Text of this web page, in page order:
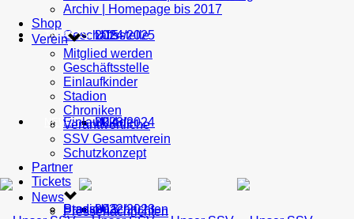
U15
U14
U13
2024/2025
2023/2024
2022/2023
Geschäftsstelle
Einlaufkinder
Stadion
TICKETS
NEWS
Pressenachrichten
Archiv | Homepage bis 2017
Shop
Verein
Mitglied werden
Geschäftsstelle
Einlaufkinder
Stadion
Chroniken
Verantwortliche
SSV Gesamtverein
Schutzkonzept
Partner
Tickets
News
Pressenachrichten